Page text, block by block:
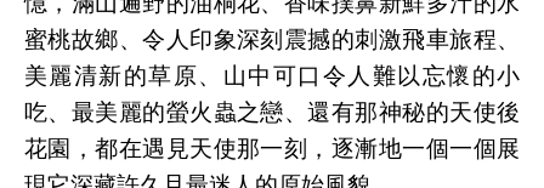
蜜桃故鄉、令人印象深刻震撼的刺激飛車旅程、
美麗清新的草原、山中可口令人難以忘懷的小
吃、最美麗的螢火蟲之戀、還有那神秘的天使後
花園，都在遇見天使那一刻，逐漸地一個一個展